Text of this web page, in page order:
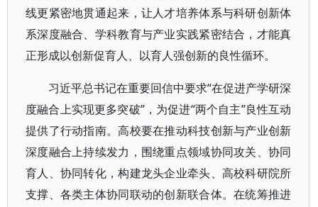
线更紧密地贯通起来，让人才培养体系与科研创新体
系深度融合、学科教育与产业实践紧密结合，才能真
正形成以创新促育人、以育人强创新的良性循环。
习近平总书记在重要回信中要求“在促进产学研深
度融合上实现更多突破”，为促进“两个自主”良性互动
提供了行动指南。高校要在推动科技创新与产业创新
深度融合上持续发力，围绕重点领域协同攻关、协同
育人、协同转化，构建龙头企业牵头、高校科研院所
支撑、各类主体协同联动的创新联合体。在统筹推进